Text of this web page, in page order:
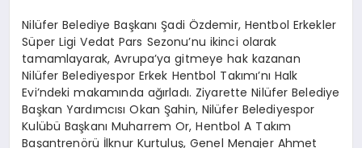
Nilüfer Belediye Başkanı Şadi Özdemir, Hentbol Erkekler
Süper Ligi Vedat Pars Sezonu’nu ikinci olarak
tamamlayarak, Avrupa’ya gitmeye hak kazanan
Nilüfer Belediyespor Erkek Hentbol Takımı’nı Halk
Evi’ndeki makamında ağırladı. Ziyarette Nilüfer Belediye
Başkan Yardımcısı Okan Şahin, Nilüfer Belediyespor
Kulübü Başkanı Muharrem Or, Hentbol A Takım
Başantrenörü İlknur Kurtuluş, Genel Menajer Ahmet